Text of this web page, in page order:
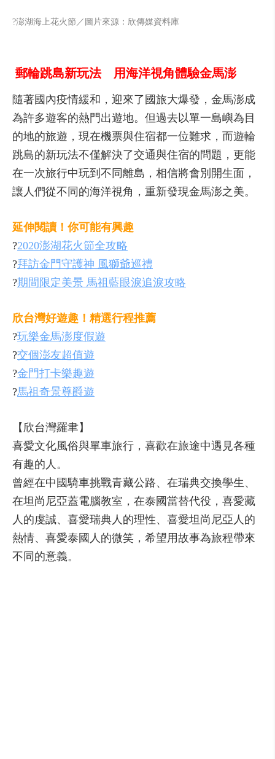
?澎湖海上花火節／圖片來源：欣傳媒資料庫
郵輪跳島新玩法 用海洋視角體驗金馬澎
隨著國內疫情緩和，迎來了國旅大爆發，金馬澎成
為許多遊客的熱門出遊地。但過去以單一島嶼為目
的地的旅遊，現在機票與住宿都一位難求，而遊輪
跳島的新玩法不僅解決了交通與住宿的問題，更能
在一次旅行中玩到不同離島，相信將會別開生面，
讓人們從不同的海洋視角，重新發現金馬澎之美。
延伸閱讀！你可能有興趣
?2020澎湖花火節全攻略
?拜訪金門守護神 風獅爺巡禮
?期間限定美景 馬祖藍眼淚追淚攻略
欣台灣好遊趣！精選行程推薦
?玩樂金馬澎度假遊
?交個澎友超值遊
?金門打卡樂趣遊
?馬祖奇景尊爵遊
【欣台灣羅聿】
喜愛文化風俗與單車旅行，喜歡在旅途中遇見各種
有趣的人。
曾經在中國騎車挑戰青藏公路、在瑞典交換學生、
在坦尚尼亞蓋電腦教室，在泰國當替代役，喜愛藏
人的虔誠、喜愛瑞典人的理性、喜愛坦尚尼亞人的
熱情、喜愛泰國人的微笑，希望用故事為旅程帶來
不同的意義。